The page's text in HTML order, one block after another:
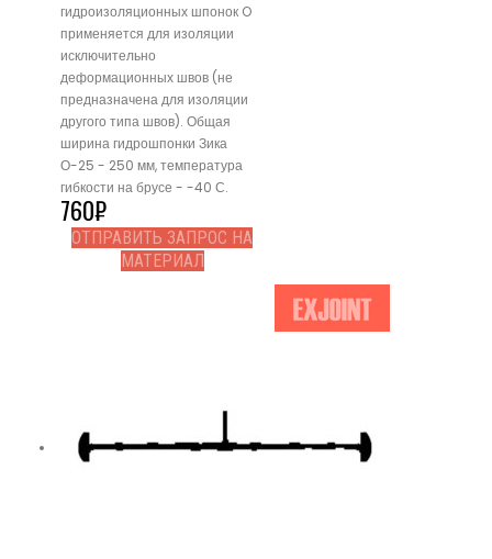
гидроизоляционных шпонок O
применяется для изоляции
исключительно
деформационных швов (не
предназначена для изоляции
другого типа швов). Общая
ширина гидрошпонки Зика
О-25 - 250 мм, температура
гибкости на брусе - -40 С.
760₽
ОТПРАВИТЬ ЗАПРОС НА
МАТЕРИАЛ